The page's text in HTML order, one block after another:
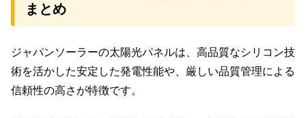
まとめ
ジャパンソーラーの太陽光パネルは、高品質なシリコン技
術を活かした安定した発電性能や、厳しい品質管理による
信頼性の高さが特徴です。